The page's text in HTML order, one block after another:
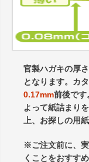
官製ハガキの厚
となります。カ
0.17mm前後です
よって紙詰まり
上、お探しの用
※ご注文前に、
くことをおすす